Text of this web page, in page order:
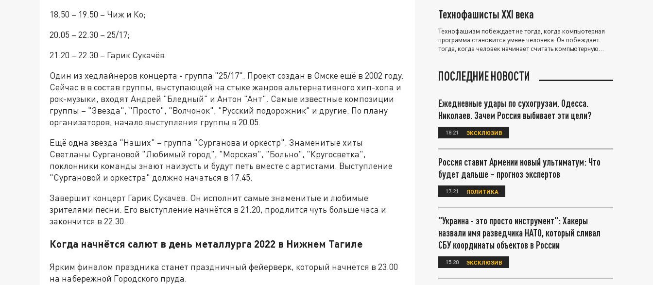
18.50 – 19.50 – Чиж и Ко;
20.05 – 22.30 – 25/17;
21.20 – 22.30 – Гарик Сукачёв.
Один из хедлайнеров концерта - группа "25/17". Проект создан в Омске ещё в 2002 году.
Сейчас в в состав группы, выступающей на стыке жанров альтернативного хип-хопа и
рок-музыки, входят Андрей "Бледный" и Антон "Ант". Самые известные композиции
группы – "Звезда", "Просто", "Волчонок", "Русский подорожник" и другие. По плану
организаторов, начало выступления группы в 20.05.
Ещё одна звезда "Наших" – группа "Сурганова и оркестр". Знаменитые хиты
Светланы Сургановой "Любимый город", "Морская", "Больно", "Кругосветка",
поклонники команды знают наизусть и будут петь вместе с артистами. Выступление
"Сургановой и оркестра" должно начаться в 17.45.
Завершит концерт Гарик Сукачёв. Он исполнит самые знаменитые и любимые
зрителями песни. Его выступление начнётся в 21.20, продлится чуть больше часа и
закончится в 22.30.
Когда начнётся салют в день металлурга 2022 в Нижнем Тагиле
Ярким финалом праздника станет праздничный фейерверк, который начнётся в 23.00
на набережной Городского пруда.
Технофашисты XXI века
Технофашизм побеждает не тогда, когда компьютерная
программа становится умнее человека. Он побеждает
тогда, когда человек начинает считать компьютерную
ПОСЛЕДНИЕ НОВОСТИ
Ежедневные удары по сухогрузам. Одесса.
Николаев. Зачем Россия выбивает эти цели?
18:21 ЭКСКЛЮЗИВ
Россия ставит Армении новый ультиматум: Что
будет дальше – прогноз экспертов
17:21 ПОЛИТИКА
"Украина - это просто инструмент": Хакеры
назвали имя разведчика НАТО, который сливал
СБУ координаты объектов в России
15:20 ЭКСКЛЮЗИВ